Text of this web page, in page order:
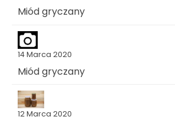
Miód gryczany
14 Marca 2020
Miód gryczany
12 Marca 2020